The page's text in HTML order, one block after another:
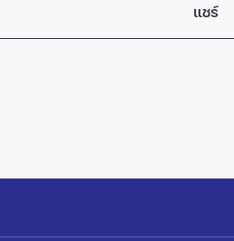
แชร์